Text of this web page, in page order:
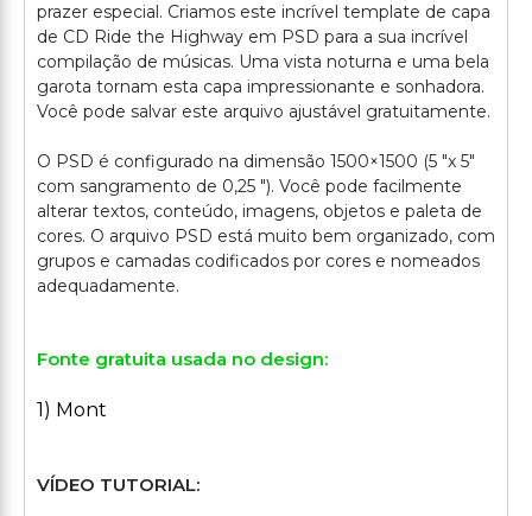
prazer especial. Criamos este incrível template de capa
de CD Ride the Highway em PSD para a sua incrível
compilação de músicas. Uma vista noturna e uma bela
garota tornam esta capa impressionante e sonhadora.
Você pode salvar este arquivo ajustável gratuitamente.
O PSD é configurado na dimensão 1500×1500 (5 "x 5"
com sangramento de 0,25 "). Você pode facilmente
alterar textos, conteúdo, imagens, objetos e paleta de
cores. O arquivo PSD está muito bem organizado, com
grupos e camadas codificados por cores e nomeados
Fonte gratuita usada no design:
1) Mont
VÍDEO TUTORIAL: